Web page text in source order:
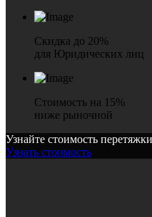
Скидка до 20%
для Юридических лиц
Стоимость на 15%
ниже рыночной
Узнайте стоимость
Узнать стоимость